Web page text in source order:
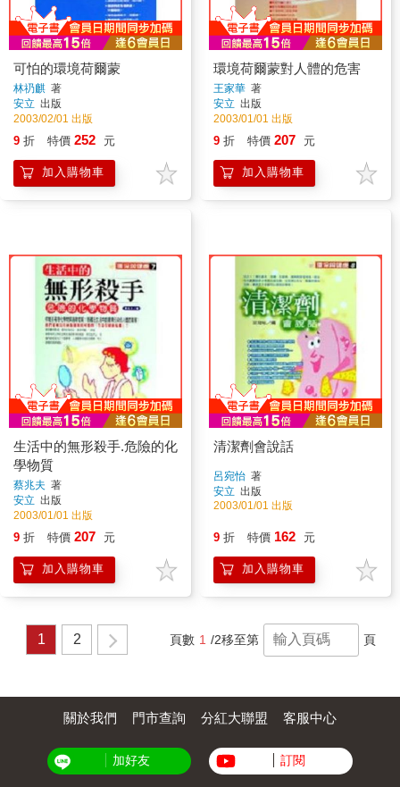
可怕的環境荷爾蒙
林礽麒 著
安立 出版
2003/02/01 出版
9 折 特價 252 元
加入購物車
環境荷爾蒙對人體的危害
王家華 著
安立 出版
2003/01/01 出版
9 折 特價 207 元
加入購物車
生活中的無形殺手.危險的化
學物質
蔡兆夫 著
安立 出版
2003/01/01 出版
9 折 特價 207 元
加入購物車
清潔劑會說話
呂宛怡 著
安立 出版
2003/01/01 出版
9 折 特價 162 元
加入購物車
1 2 頁數 1 /2移至第 頁
關於我們 門市查詢 分紅大聯盟 客服中心
加好友 訂閱